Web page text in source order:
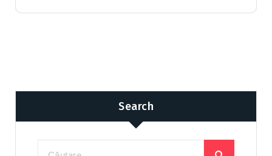
Search